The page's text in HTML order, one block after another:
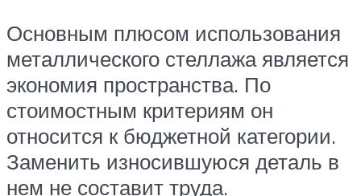
Основным плюсом использования
металлического стеллажа является
экономия пространства. По
стоимостным критериям он
относится к бюджетной категории.
Заменить износившуюся деталь в
нем не составит труда.